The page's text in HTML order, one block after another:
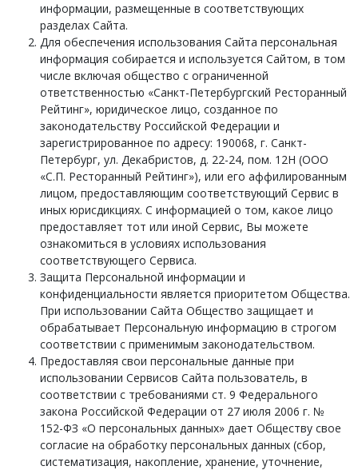
информации, размещенные в соответствующих
разделах Сайта.
Для обеспечения использования Сайта персональная
информация собирается и используется Сайтом, в том
числе включая общество с ограниченной
ответственностью «Санкт-Петербургский Ресторанный
Рейтинг», юридическое лицо, созданное по
законодательству Российской Федерации и
зарегистрированное по адресу: 190068, г. Санкт-
Петербург, ул. Декабристов, д. 22-24, пом. 12Н (ООО
«С.П. Ресторанный Рейтинг»), или его аффилированным
лицом, предоставляющим соответствующий Сервис в
иных юрисдикциях. С информацией о том, какое лицо
предоставляет тот или иной Сервис, Вы можете
ознакомиться в условиях использования
соответствующего Сервиса.
Защита Персональной информации и
конфиденциальности является приоритетом Общества.
При использовании Сайта Общество защищает и
обрабатывает Персональную информацию в строгом
соответствии с применимым законодательством.
Предоставляя свои персональные данные при
использовании Сервисов Сайта пользователь, в
соответствии с требованиями ст. 9 Федерального
закона Российской Федерации от 27 июля 2006 г. №
152-ФЗ «О персональных данных» дает Обществу свое
согласие на обработку персональных данных (сбор,
систематизация, накопление, хранение, уточнение,